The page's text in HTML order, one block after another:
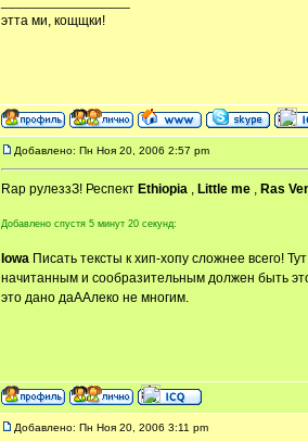
этта ми, кощщки!
Добавлено: Пн Ноя 20, 2006 2:57 pm
Rap рулеззЗ! Респект Ethiopia , Little me , Ras
Добавлено спустя 5 минут 20 секунд:
Iowa Писать тексты к хип-хопу сложнее всего!
начитанным и сообразительным должен быть
это дано даААлеко не многим.
Добавлено: Пн Ноя 20, 2006 3:11 pm